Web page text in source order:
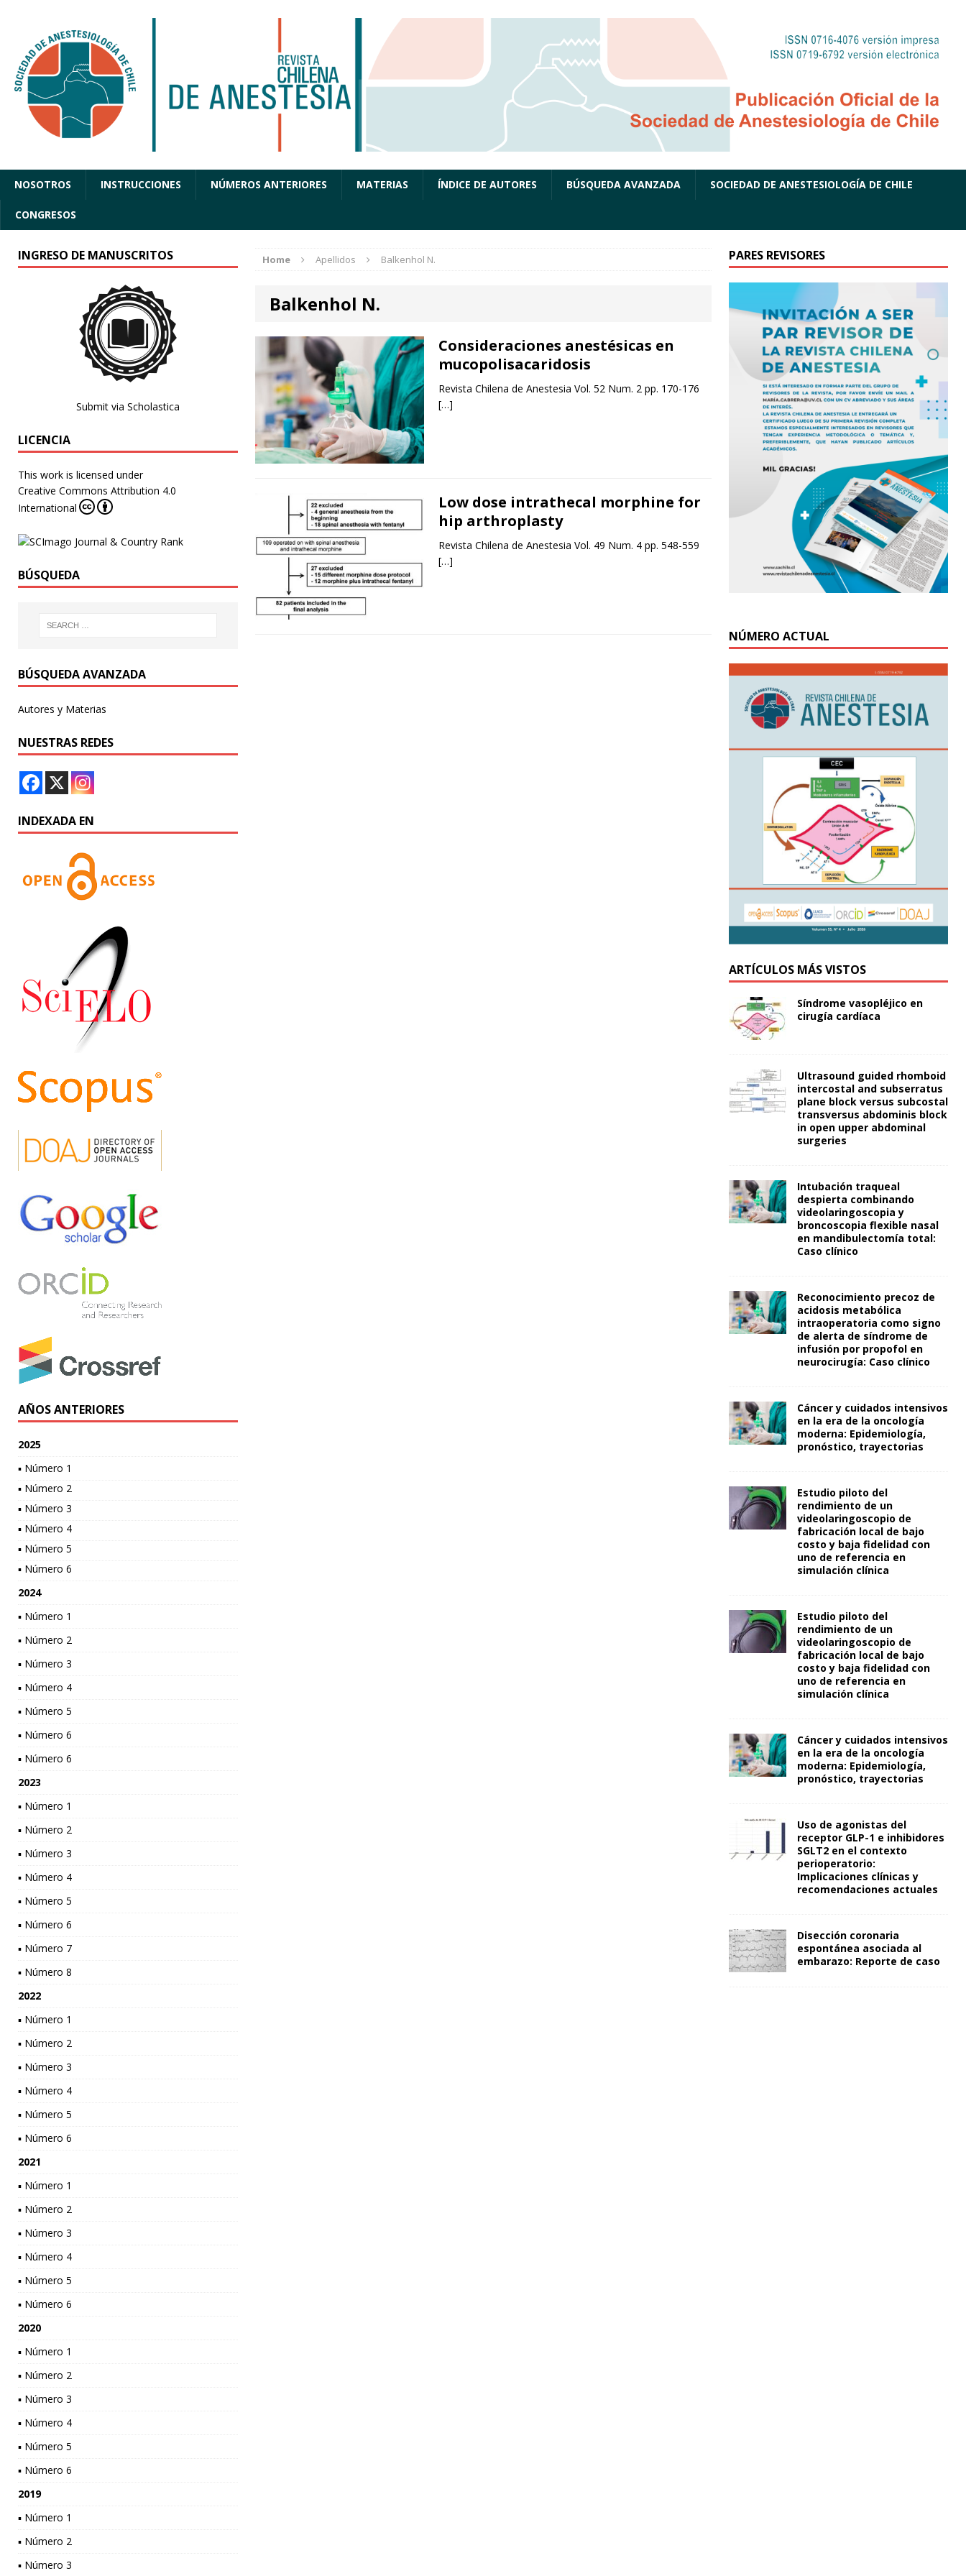
NOSOTROS INSTRUCCIONES NÚMEROS ANTERIORES MATERIAS ÍNDICE DE AUTORES BÚSQUEDA AVANZADA SOCIEDAD DE ANESTESIOLOGÍA DE CHILE
CONGRESOS
Home Apellidos Balkenhol N.
Balkenhol N.
Consideraciones anestésicas en
mucopolisacaridosis
Revista Chilena de Anestesia Vol. 52 Num. 2 pp. 170-176
[…]
Low dose intrathecal morphine for
hip arthroplasty
Revista Chilena de Anestesia Vol. 49 Num. 4 pp. 548-559
[…]
INGRESO DE MANUSCRITOS
Submit via Scholastica
LICENCIA
This work is licensed under
Creative Commons Attribution 4.0
International
BÚSQUEDA
BÚSQUEDA AVANZADA
Autores y Materias
NUESTRAS REDES
INDEXADA EN
AÑOS ANTERIORES
2025
▪ Número 1
▪ Número 2
▪ Número 3
▪ Número 4
▪ Número 5
▪ Número 6
2024
▪ Número 1
▪ Número 2
▪ Número 3
▪ Número 4
▪ Número 5
▪ Número 6
▪ Número 6
2023
▪ Número 1
▪ Número 2
▪ Número 3
▪ Número 4
▪ Número 5
▪ Número 6
▪ Número 7
▪ Número 8
2022
▪ Número 1
▪ Número 2
▪ Número 3
▪ Número 4
▪ Número 5
▪ Número 6
2021
▪ Número 1
▪ Número 2
▪ Número 3
▪ Número 4
▪ Número 5
▪ Número 6
2020
▪ Número 1
▪ Número 2
▪ Número 3
▪ Número 4
▪ Número 5
▪ Número 6
2019
▪ Número 1
▪ Número 2
▪ Número 3
PARES REVISORES
NÚMERO ACTUAL
ARTÍCULOS MÁS VISTOS
Síndrome vasopléjico en
cirugía cardíaca
Ultrasound guided rhomboid
intercostal and subserratus
plane block versus subcostal
transversus abdominis block
in open upper abdominal
surgeries
Intubación traqueal
despierta combinando
videolaringoscopia y
broncoscopia flexible nasal
en mandibulectomía total:
Caso clínico
Reconocimiento precoz de
acidosis metabólica
intraoperatoria como signo
de alerta de síndrome de
infusión por propofol en
neurocirugía: Caso clínico
Cáncer y cuidados intensivos
en la era de la oncología
moderna: Epidemiología,
pronóstico, trayectorias
Estudio piloto del
rendimiento de un
videolaringoscopio de
fabricación local de bajo
costo y baja fidelidad con
uno de referencia en
simulación clínica
Estudio piloto del
rendimiento de un
videolaringoscopio de
fabricación local de bajo
costo y baja fidelidad con
uno de referencia en
simulación clínica
Cáncer y cuidados intensivos
en la era de la oncología
moderna: Epidemiología,
pronóstico, trayectorias
Uso de agonistas del
receptor GLP-1 e inhibidores
SGLT2 en el contexto
perioperatorio:
Implicaciones clínicas y
recomendaciones actuales
Disección coronaria
espontánea asociada al
embarazo: Reporte de caso